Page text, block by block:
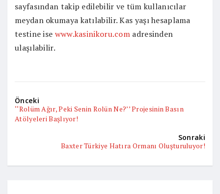
sayfasından takip edilebilir ve tüm kullanıcılar
meydan okumaya katılabilir. Kas yaşı hesaplama
testine ise www.kasinikoru.com adresinden
ulaşılabilir.
Önceki
‘‘Rolüm Ağır, Peki Senin Rolün Ne?’’ Projesinin Basın
Atölyeleri Başlıyor!
Sonraki
Baxter Türkiye Hatıra Ormanı Oluşturuluyor!